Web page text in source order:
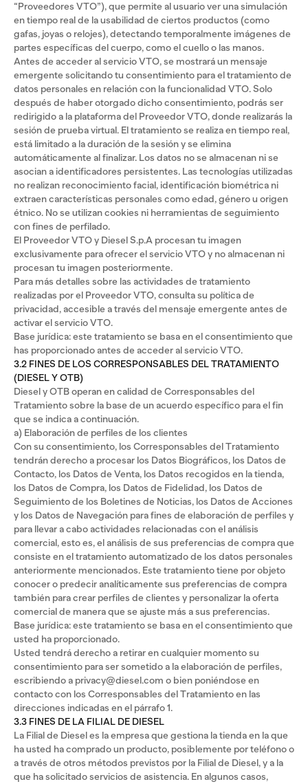
“Proveedores VTO”), que permite al usuario ver una simulación
en tiempo real de la usabilidad de ciertos productos (como
gafas, joyas o relojes), detectando temporalmente imágenes de
partes específicas del cuerpo, como el cuello o las manos.
Antes de acceder al servicio VTO, se mostrará un mensaje
emergente solicitando tu consentimiento para el tratamiento de
datos personales en relación con la funcionalidad VTO. Solo
después de haber otorgado dicho consentimiento, podrás ser
redirigido a la plataforma del Proveedor VTO, donde realizarás la
sesión de prueba virtual. El tratamiento se realiza en tiempo real,
está limitado a la duración de la sesión y se elimina
automáticamente al finalizar. Los datos no se almacenan ni se
asocian a identificadores persistentes. Las tecnologías utilizadas
no realizan reconocimiento facial, identificación biométrica ni
extraen características personales como edad, género u origen
étnico. No se utilizan cookies ni herramientas de seguimiento
con fines de perfilado.
El Proveedor VTO y Diesel S.p.A procesan tu imagen
exclusivamente para ofrecer el servicio VTO y no almacenan ni
procesan tu imagen posteriormente.
Para más detalles sobre las actividades de tratamiento
realizadas por el Proveedor VTO, consulta su política de
privacidad, accesible a través del mensaje emergente antes de
activar el servicio VTO.
Base jurídica: este tratamiento se basa en el consentimiento que
has proporcionado antes de acceder al servicio VTO.
3.2 FINES DE LOS CORRESPONSABLES DEL TRATAMIENTO
(DIESEL Y OTB)
Diesel y OTB operan en calidad de Corresponsables del
Tratamiento sobre la base de un acuerdo específico para el fin
que se indica a continuación.
a) Elaboración de perfiles de los clientes
Con su consentimiento, los Corresponsables del Tratamiento
tendrán derecho a procesar los Datos Biográficos, los Datos de
Contacto, los Datos de Venta, los Datos recogidos en la tienda,
los Datos de Compra, los Datos de Fidelidad, los Datos de
Seguimiento de los Boletines de Noticias, los Datos de Acciones
y los Datos de Navegación para fines de elaboración de perfiles y
para llevar a cabo actividades relacionadas con el análisis
comercial, esto es, el análisis de sus preferencias de compra que
consiste en el tratamiento automatizado de los datos personales
anteriormente mencionados. Este tratamiento tiene por objeto
conocer o predecir analíticamente sus preferencias de compra
también para crear perfiles de clientes y personalizar la oferta
comercial de manera que se ajuste más a sus preferencias.
Base jurídica: este tratamiento se basa en el consentimiento que
usted ha proporcionado.
Usted tendrá derecho a retirar en cualquier momento su
consentimiento para ser sometido a la elaboración de perfiles,
escribiendo a privacy@diesel.com o bien poniéndose en
contacto con los Corresponsables del Tratamiento en las
direcciones indicadas en el párrafo 1.
3.3 FINES DE LA FILIAL DE DIESEL
La Filial de Diesel es la empresa que gestiona la tienda en la que
ha usted ha comprado un producto, posiblemente por teléfono o
a través de otros métodos previstos por la Filial de Diesel, y a la
que ha solicitado servicios de asistencia. En algunos casos,